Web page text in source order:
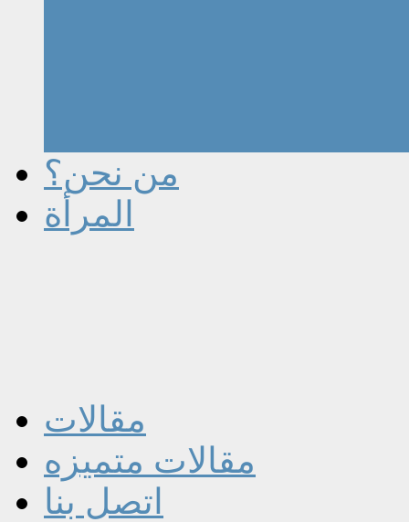
من نحن؟
المرأة
مقالات
مقالات متميزه
اتصل بنا